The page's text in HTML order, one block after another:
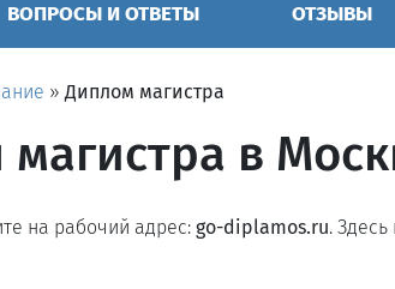
ВОПРОСЫ И ОТВЕТЫ ОТЗЫВЫ
»Диплом магистра
в
на рабочий адрес:go-diplamos.ru. Здесь